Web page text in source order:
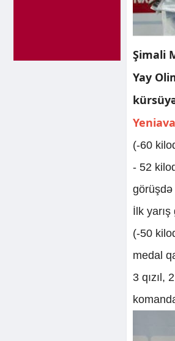
Şimali
Yay
(-60
- 52
görüşdə
İlk
(-50
medal
3 qızıl,